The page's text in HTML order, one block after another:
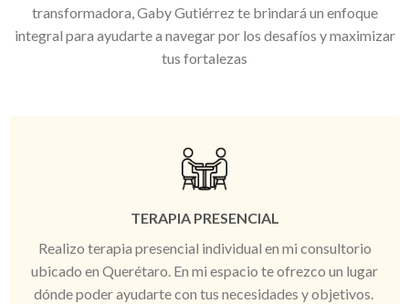
transformadora, Gaby Gutiérrez te brindará un enfoque
integral para ayudarte a navegar por los desafíos y maximizar
tus fortalezas
TERAPIA PRESENCIAL
Realizo terapia presencial individual en mi consultorio
ubicado en Querétaro. En mi espacio te ofrezco un lugar
dónde poder ayudarte con tus necesidades y objetivos.